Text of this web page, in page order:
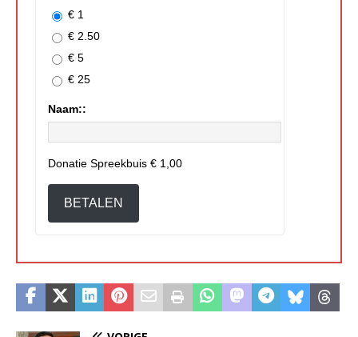
€ 1
€ 2.50
€ 5
€ 25
Naam::
Donatie Spreekbuis € 1,00
BETALEN